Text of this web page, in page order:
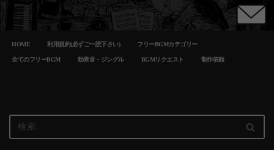
コ
ン
テ
ス
ッ
HOME 利用規約(必ずご一読下さい) フリーBGMカテゴリー
全てのフリーBGM 効果音・ジングル BGMリクエスト 制作依頼